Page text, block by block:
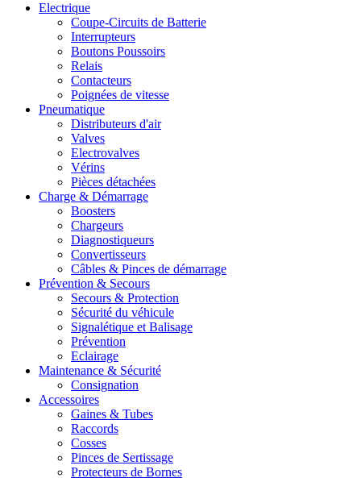
Electrique
Coupe-Circuits de Batterie
Interrupteurs
Boutons Poussoirs
Relais
Contacteurs
Poignées de vitesse
Pneumatique
Distributeurs d'air
Valves
Electrovalves
Vérins
Pièces détachées
Charge & Démarrage
Boosters
Chargeurs
Diagnostiqueurs
Convertisseurs
Câbles & Pinces de démarrage
Prévention & Secours
Secours & Protection
Sécurité du véhicule
Signalétique et Balisage
Prévention
Eclairage
Maintenance & Sécurité
Consignation
Accessoires
Gaines & Tubes
Raccords
Cosses
Pinces de Sertissage
Protecteurs de Bornes